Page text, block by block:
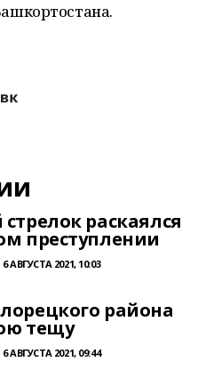
раскаялся
преступлении
6 АВГУСТА 2021, 10:03
района
тещу
6 АВГУСТА 2021, 09:44